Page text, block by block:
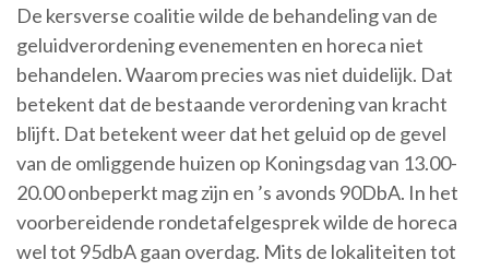
De kersverse coalitie wilde de behandeling van de
geluidverordening evenementen en horeca niet
behandelen. Waarom precies was niet duidelijk. Dat
betekent dat de bestaande verordening van kracht
blijft. Dat betekent weer dat het geluid op de gevel
van de omliggende huizen op Koningsdag van 13.00-
20.00 onbeperkt mag zijn en ’s avonds 90DbA. In het
voorbereidende rondetafelgesprek wilde de horeca
wel tot 95dbA gaan overdag. Mits de lokaliteiten tot